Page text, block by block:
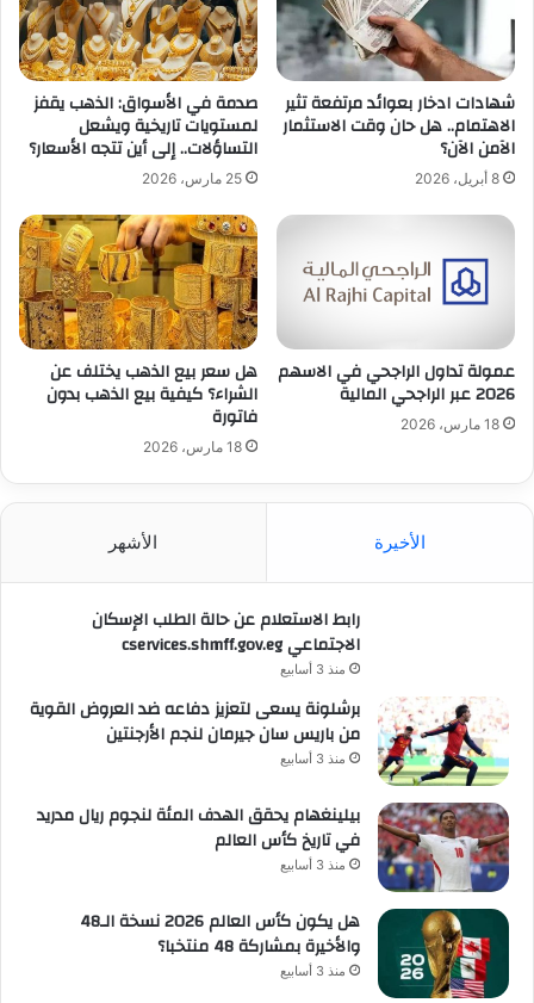
شهادات ادخار بعوائد مرتفعة تثير
الاهتمام.. هل حان وقت الاستثمار
الآمن الآن؟
8 أبريل، 2026
صدمة في الأسواق: الذهب يقفز
لمستويات تاريخية ويشعل
التساؤلات.. إلى أين تتجه الأسعار؟
25 مارس، 2026
عمولة تداول الراجحي في الاسهم
2026 عبر الراجحي المالية
18 مارس، 2026
هل سعر بيع الذهب يختلف عن
الشراء؟ كيفية بيع الذهب بدون
فاتورة
18 مارس، 2026
الأخيرة الأشهر
رابط الاستعلام عن حالة الطلب الإسكان
الاجتماعي cservices.shmff.gov.eg
منذ 3 أسابيع
برشلونة يسعى لتعزيز دفاعه ضد العروض القوية
من باريس سان جيرمان لنجم الأرجنتين
منذ 3 أسابيع
بيلينغهام يحقق الهدف المئة لنجوم ريال مدريد
في تاريخ كأس العالم
منذ 3 أسابيع
هل يكون كأس العالم 2026 نسخة الـ48
والأخيرة بمشاركة 48 منتخبا؟
منذ 3 أسابيع